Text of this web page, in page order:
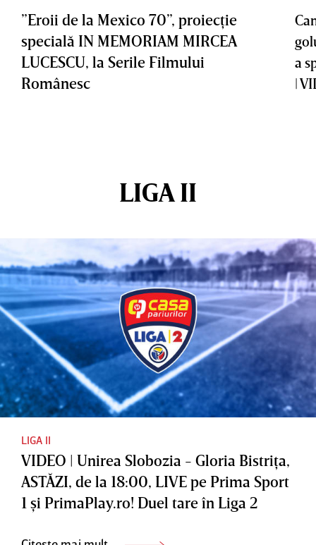
”Eroii de la Mexico 70”, proiecţie
specială IN MEMORIAM MIRCEA
LUCESCU, la Serile Filmului
Românesc
a
|
LIGA II
LIGA II
VIDEO | Unirea Slobozia - Gloria Bistriţa,
ASTĂZI, de la 18:00, LIVE pe Prima Sport
1 şi PrimaPlay.ro! Duel tare în Liga 2